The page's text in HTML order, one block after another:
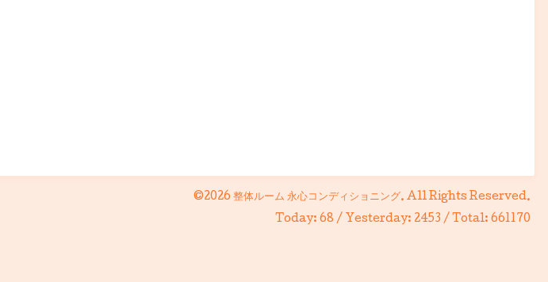
©2026 整体ルーム 永心コンディショニング. All Rights Reserved.
Today: 68 / Yesterday: 2453 / Total: 661170